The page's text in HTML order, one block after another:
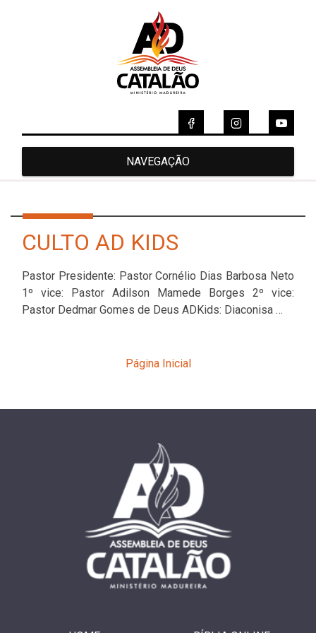
NAVEGAÇÃO
CULTO AD KIDS
Pastor Presidente: Pastor Cornélio Dias Barbosa Neto
1º vice: Pastor Adilson Mamede Borges 2º vice:
Pastor Dedmar Gomes de Deus ADKids: Diaconisa …
Página Inicial